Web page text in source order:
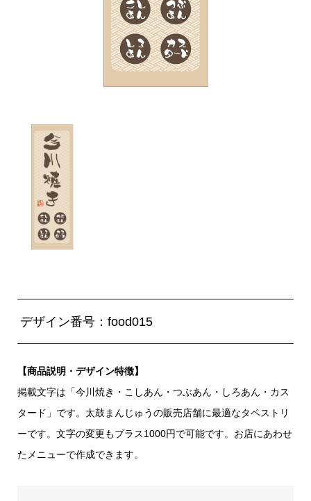
デザイン番号：food015
【商品説明・デザイン特徴】
掲載文字は「今川焼き・こしあん・つぶあん・しろあん・カス
タード」です。太鼓まんじゅうの販売店舗に最適なタペストリ
ーです。文字の変更もプラス1000円で可能です。お店にあわせ
たメニューで作成できます。